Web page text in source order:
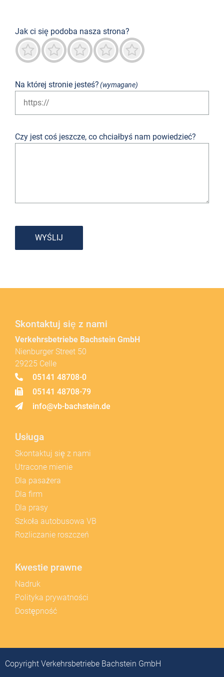
Jak ci się podoba nasza strona?
Znakomity
Przeważnie dobry
Neutralny
Niedobrze
Okropny
Na której stronie jesteś?(wymagane)
Czy jest coś jeszcze, co chciałbyś nam powiedzieć?
WYŚLIJ
Skontaktuj się z nami
Verkehrsbetriebe Bachstein GmbH
Nienburger Street 50
29225 Celle
05141 48708-0
05141 48708-79
info@vb-bachstein.de
Usługa
Skontaktuj się z nami
Utracone mienie
Dla pasażera
Dla firm
Dla prasy
Szkoła autobusowa VB
Rozliczanie roszczeń
Kwestie prawne
Nadruk
Polityka prywatności
Dostępność
Copyright Verkehrsbetriebe Bachstein GmbH